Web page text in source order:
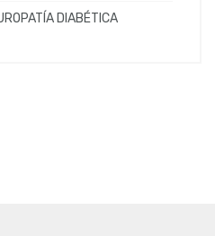
DIABÉTICA